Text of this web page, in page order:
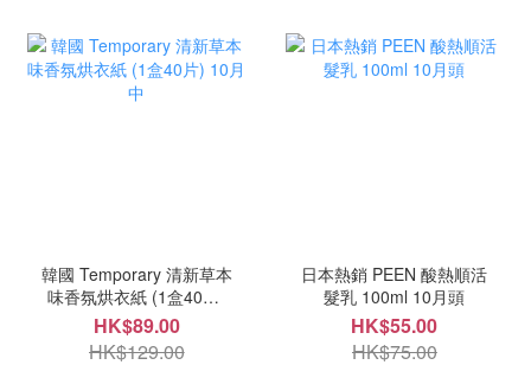
韓國 Temporary 清新草本
味香氛烘衣紙 (1盒40片)
10月中
HK$89.00
HK$129.00
日本熱銷 PEEN 酸熱順活
髮乳 100ml 10月頭
HK$55.00
HK$75.00